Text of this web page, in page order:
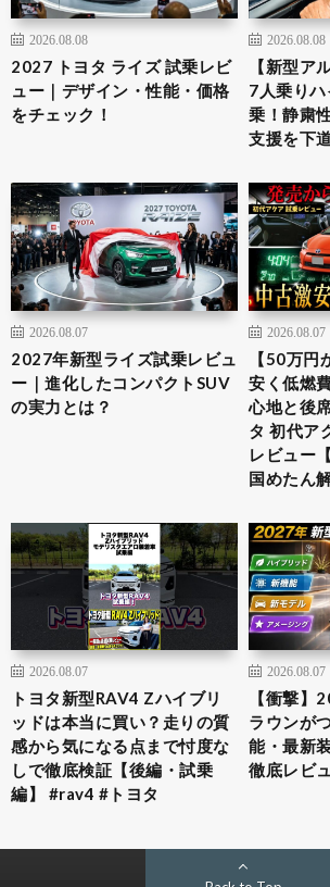
2026.08.08
2027 トヨタ ライズ 試乗レビ
ュー｜デザイン・性能・価格
をチェック！
2026.08.08
【新型ア
7人乗り
乗！静粛
支援を下
2026.08.07
2027年新型ライズ試乗レビュ
ー｜進化したコンパクトSUV
の実力とは？
2026.08.07
【50万円
安く低燃
心地と後
タ 初代ア
レビュー
国めたん
2026.08.07
トヨタ新型RAV4 Zハイブリ
ッドは本当に買い？走りの質
感から気になる点まで忖度な
しで徹底検証【後編・試乗
編】 #rav4 #トヨタ
2026.08.07
【衝撃】
ラウンが
能・最新
徹底レビ